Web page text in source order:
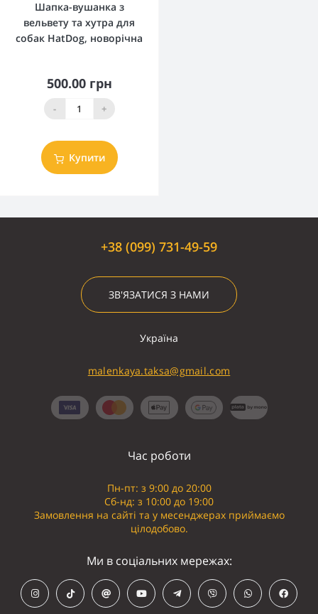
Шапка-вушанка з
вельвету та хутра для
собак HatDog, новорічна
500.00 грн
- +
Купити
+38 (099) 731-49-59
ЗВ'ЯЗАТИСЯ З НАМИ
Україна
malenkaya.taksa@gmail.com
Час роботи
Пн-пт: з 9:00 до 20:00
Сб-нд: з 10:00 до 19:00
Замовлення на сайті та у месенджерах приймаємо
цілодобово.
Ми в соціальних мережах: